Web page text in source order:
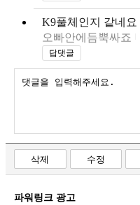
K9풀체인지 같네요
오빠안에듬뿍싸죠
답댓글
삭제 수정
파워링크 광고